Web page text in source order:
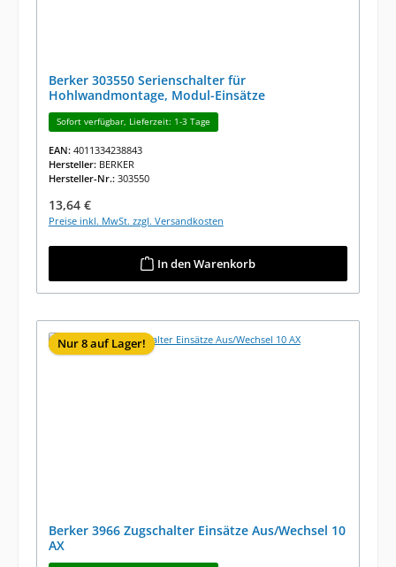
Berker 303550 Serienschalter für
Hohlwandmontage, Modul-Einsätze
Sofort verfügbar, Lieferzeit: 1-3 Tage
EAN: 4011334238843
Hersteller: BERKER
Hersteller-Nr.: 303550
Regulärer Preis:
13,64 €
Preise inkl. MwSt. zzgl. Versandkosten
In den Warenkorb
Nur 8 auf Lager!
Berker 3966 Zugschalter Einsätze Aus/Wechsel 10
AX